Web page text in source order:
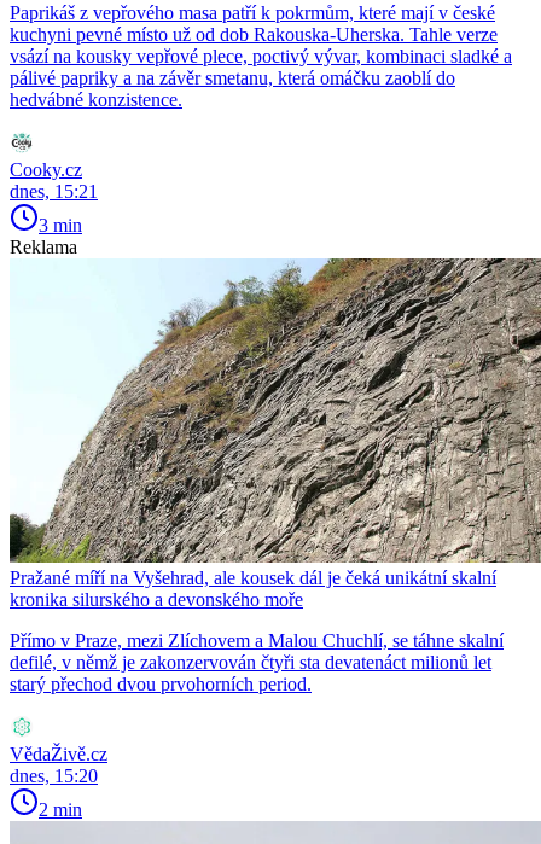
Paprikáš z vepřového masa patří k pokrmům, které mají v české
kuchyni pevné místo už od dob Rakouska-Uherska. Tahle verze
vsází na kousky vepřové plece, poctivý vývar, kombinaci sladké a
pálivé papriky a na závěr smetanu, která omáčku zaoblí do
hedvábné konzistence.
Cooky.cz
dnes, 15:21
3 min
Reklama
Pražané míří na Vyšehrad, ale kousek dál je čeká unikátní skalní
kronika silurského a devonského moře
Přímo v Praze, mezi Zlíchovem a Malou Chuchlí, se táhne skalní
defilé, v němž je zakonzervován čtyři sta devatenáct milionů let
starý přechod dvou prvohorních period.
VědaŽivě.cz
dnes, 15:20
2 min